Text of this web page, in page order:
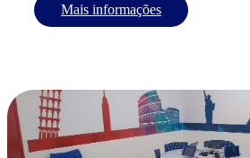
Mais informações